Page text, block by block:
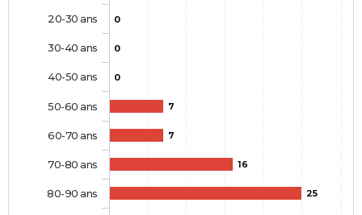
0
0
0
7
7
16
25
20-30 ans
30-40 ans
40-50 ans
50-60 ans
60-70 ans
70-80 ans
80-90 ans